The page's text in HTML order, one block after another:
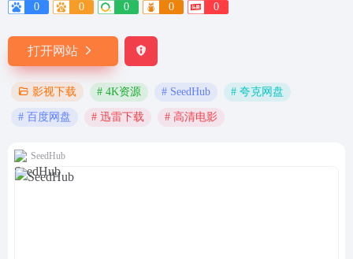
0 0 0 0 0
打开网站
影视下载 # 4K资源 # SeedHub # 夸克网盘
# 百度网盘 # 迅雷下载 # 高清电影
SeedHub